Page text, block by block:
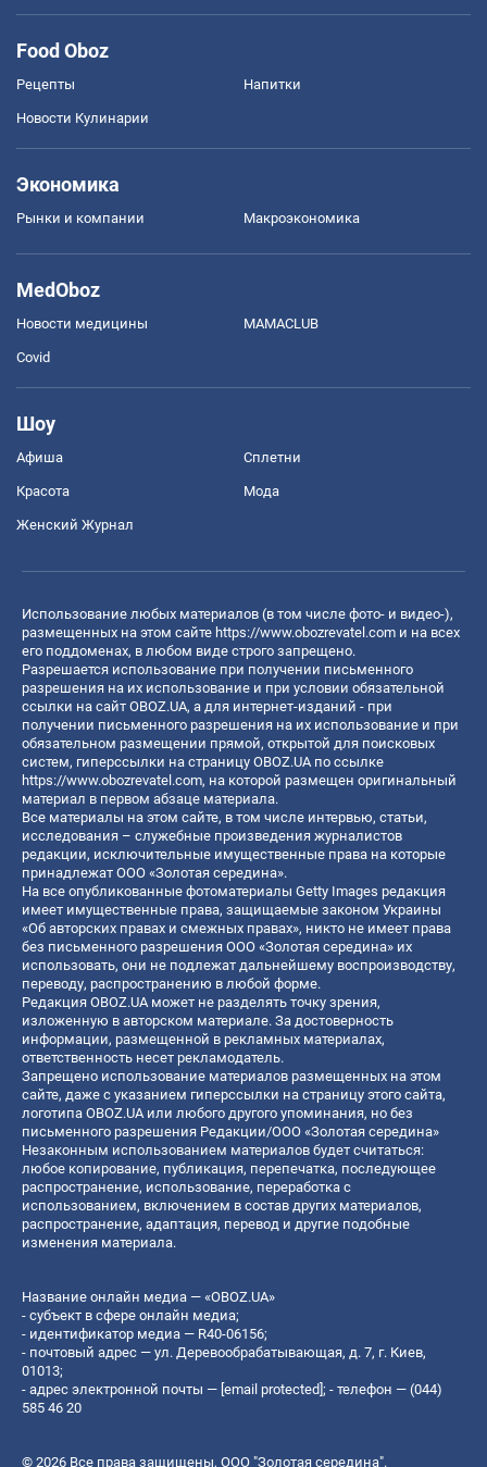
Food Oboz
Рецепты Напитки
Новости Кулинарии
Экономика
Рынки и компании Mакроэкономика
MedOboz
Новости медицины MAMACLUB
Covid
Шоу
Афиша Сплетни
Красота Мода
Женский Журнал
Использование любых материалов (в том числе фото- и видео-),
размещенных на этом сайте https://www.obozrevatel.com и на всех
его поддоменах, в любом виде строго запрещено.
Разрешается использование при получении письменного
разрешения на их использование и при условии обязательной
ссылки на сайт OBOZ.UA, а для интернет-изданий - при
получении письменного разрешения на их использование и при
обязательном размещении прямой, открытой для поисковых
систем, гиперссылки на страницу OBOZ.UA по ссылке
https://www.obozrevatel.com, на которой размещен оригинальный
материал в первом абзаце материала.
Все материалы на этом сайте, в том числе интервью, статьи,
исследования – служебные произведения журналистов
редакции, исключительные имущественные права на которые
принадлежат ООО «Золотая середина».
На все опубликованные фотоматериалы Getty Images редакция
имеет имущественные права, защищаемые законом Украины
«Об авторских правах и смежных правах», никто не имеет права
без письменного разрешения ООО «Золотая середина» их
использовать, они не подлежат дальнейшему воспроизводству,
переводу, распространению в любой форме.
Редакция OBOZ.UA может не разделять точку зрения,
изложенную в авторском материале. За достоверность
информации, размещенной в рекламных материалах,
ответственность несет рекламодатель.
Запрещено использование материалов размещенных на этом
сайте, даже с указанием гиперссылки на страницу этого сайта,
логотипа OBOZ.UA или любого другого упоминания, но без
письменного разрешения Редакции/ООО «Золотая середина»
Незаконным использованием материалов будет считаться:
любое копирование, публикация, перепечатка, последующее
распространение, использование, переработка с
использованием, включением в состав других материалов,
распространение, адаптация, перевод и другие подобные
изменения материала.
Название онлайн медиа — «OBOZ.UA»
- субъект в сфере онлайн медиа;
- идентификатор медиа — R40-06156;
- почтовый адрес — ул. Деревообрабатывающая, д. 7, г. Киев,
01013;
- адрес электронной почты — [email protected]; - телефон — (044)
585 46 20
© 2026 Все права защищены, ООО "Золотая середина".